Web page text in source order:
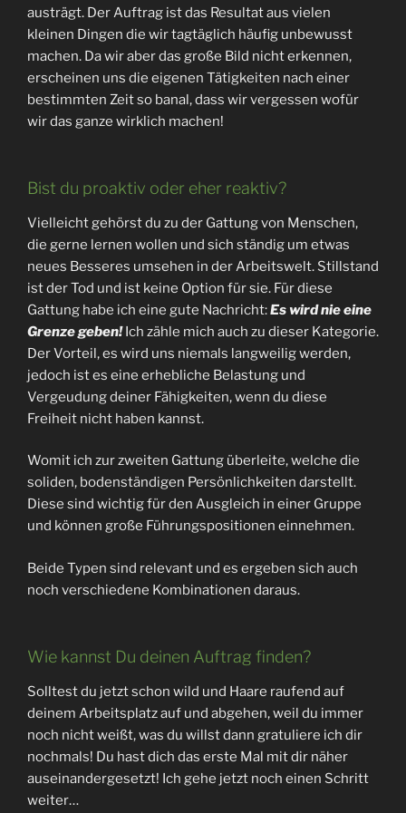
austrägt. Der Auftrag ist das Resultat aus vielen
kleinen Dingen die wir tagtäglich häufig unbewusst
machen. Da wir aber das große Bild nicht erkennen,
erscheinen uns die eigenen Tätigkeiten nach einer
bestimmten Zeit so banal, dass wir vergessen wofür
wir das ganze wirklich machen!
Bist du proaktiv oder eher reaktiv?
Vielleicht gehörst du zu der Gattung von Menschen,
die gerne lernen wollen und sich ständig um etwas
neues Besseres umsehen in der Arbeitswelt. Stillstand
ist der Tod und ist keine Option für sie. Für diese
Gattung habe ich eine gute Nachricht:Es wird nie eine
Grenze geben!Ich zähle mich auch zu dieser Kategorie.
Der Vorteil, es wird uns niemals langweilig werden,
jedoch ist es eine erhebliche Belastung und
Vergeudung deiner Fähigkeiten, wenn du diese
Freiheit nicht haben kannst.
Womit ich zur zweiten Gattung überleite, welche die
soliden, bodenständigen Persönlichkeiten darstellt.
Diese sind wichtig für den Ausgleich in einer Gruppe
und können große Führungspositionen einnehmen.
Beide Typen sind relevant und es ergeben sich auch
noch verschiedene Kombinationen daraus.
Wie kannst Du deinen Auftrag finden?
Solltest du jetzt schon wild und Haare raufend auf
deinem Arbeitsplatz auf und abgehen, weil du immer
noch nicht weißt, was du willst dann gratuliere ich dir
nochmals! Du hast dich das erste Mal mit dir näher
auseinandergesetzt! Ich gehe jetzt noch einen Schritt
weiter…